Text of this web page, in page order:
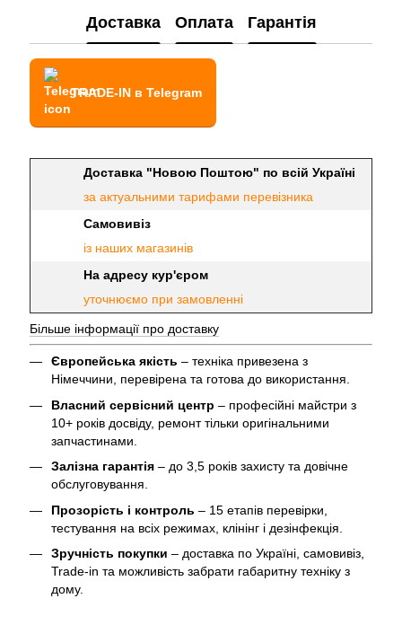
Доставка Оплата Гарантія
TRADE-IN в Telegram
Доставка "Новою Поштою" по всій Україні
за актуальними тарифами перевізника
Самовивіз
із наших магазинів
На адресу кур'єром
уточнюємо при замовленні
Більше інформації про доставку
Європейська якість – техніка привезена з
Німеччини, перевірена та готова до використання.
Власний сервісний центр – професійні майстри з
10+ років досвіду, ремонт тільки оригінальними
запчастинами.
Залізна гарантія – до 3,5 років захисту та довічне
обслуговування.
Прозорість і контроль – 15 етапів перевірки,
тестування на всіх режимах, клінінг і дезінфекція.
Зручність покупки – доставка по Україні, самовивіз,
Trade-in та можливість забрати габаритну техніку з
дому.